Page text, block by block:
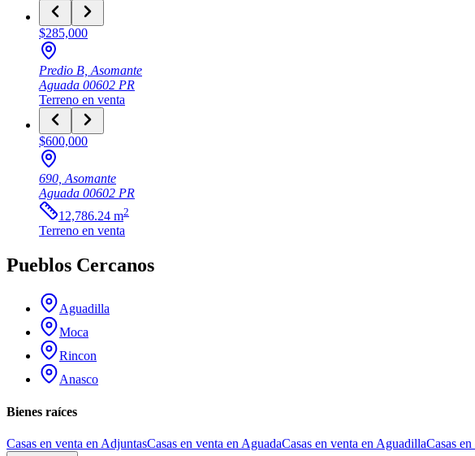
$285,000
Predio B, Asomante
Aguada 00602 PR
Terreno en venta
$600,000
690, Asomante
Aguada 00602 PR
12,786.24 m2
Terreno en venta
Pueblos Cercanos
Aguadilla
Moca
Rincon
Anasco
Bienes raíces
Casas en venta en AdjuntasCasas en venta en AguadaCasas en venta en AguadillaCasas